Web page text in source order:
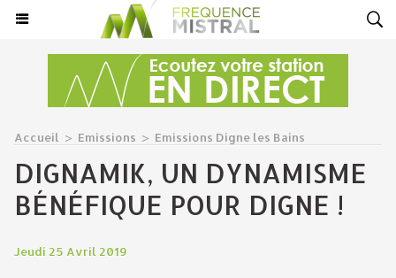
Accueil > Emissions > Emissions Digne les Bains
DIGNAMIK, UN DYNAMISME
BÉNÉFIQUE POUR DIGNE !
Jeudi 25 Avril 2019